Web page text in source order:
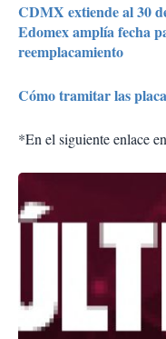
CDMX extiende al 30
Edomex amplía fecha
reemplacamiento
Cómo tramitar las
*En el siguiente enlace